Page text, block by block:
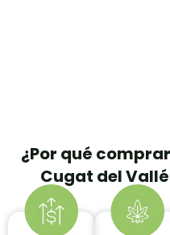
¿Por qué
Cugat del